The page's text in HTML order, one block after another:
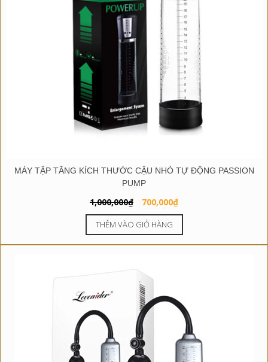
MÁY TẬP TĂNG KÍCH THƯỚC CẬU NHỎ TỰ ĐỘNG PASSION
PUMP
1,000,000₫
Giá
gốc
là:
700,000₫Giá
hiện
THÊM VÀO GIỎ HÀNG